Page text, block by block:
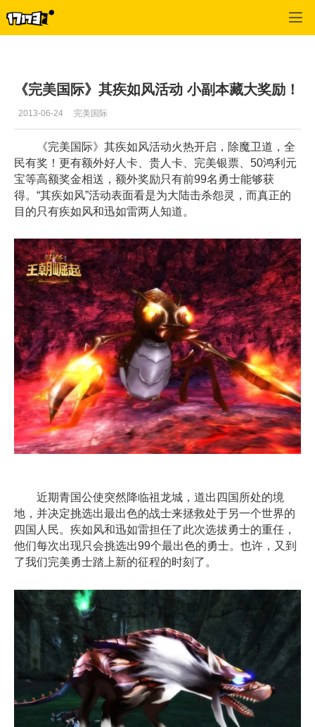
《完美国际》其疾如风活动 小副本藏大奖励！
2013-06-24 完美国际
《完美国际》其疾如风活动火热开启，除魔卫道，全
民有奖！更有额外好人卡、贵人卡、完美银票、50鸿利元
宝等高额奖金相送，额外奖励只有前99名勇士能够获
得。“其疾如风”活动表面看是为大陆击杀怨灵，而真正的
目的只有疾如风和迅如雷两人知道。
近期青国公使突然降临祖龙城，道出四国所处的境
地，并决定挑选出最出色的战士来拯救处于另一个世界的
四国人民。疾如风和迅如雷担任了此次选拔勇士的重任，
他们每次出现只会挑选出99个最出色的勇士。也许，又到
了我们完美勇士踏上新的征程的时刻了。